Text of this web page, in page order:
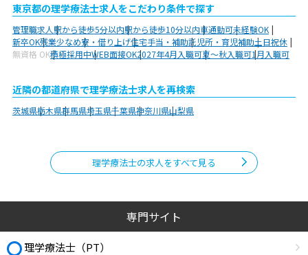
東京都の理学療法士求人をこだわり条件で探す
管理職求人駅から徒歩5分以内駅から徒歩10分以内車通勤可未経験OK
新卒OK残業少なめ寮・借り上げ住宅手当・補助託児所・育児補助土日祝休
無資格 OK積極採用中WEB面接OK2027年4月入職可夏～秋入職可1月入職可
近隣の都道府県で理学療法士求人を再検索
茨城県栃木県群馬県埼玉県千葉県神奈川県山梨県
理学療法士の求人をすべて見る
専門サイト
理学療法士（PT）